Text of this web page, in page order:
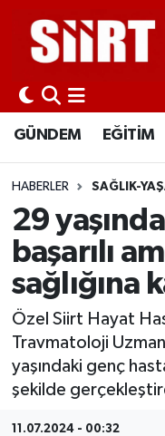
GÜNDEM EĞİTİM
HABERLER SAĞLIK-
29
başarılı
sağlığına
Özel Siirt Hayat
Travmatoloji
yaşındaki genç
şekilde
11.07.2024 - 00:32
GÜNDEM
EĞİTİM
SİYASET
SPOR
İLÇELER
KÜLTÜR-SANAT
SAĞLIK-YAŞAM
Siirt Nöbetçi
Siirt Hava
Siirt Namaz
Siirt Trafik
Süper Lig Puan
Tüm Manşetler
Son Dakika
Haber Arşivi